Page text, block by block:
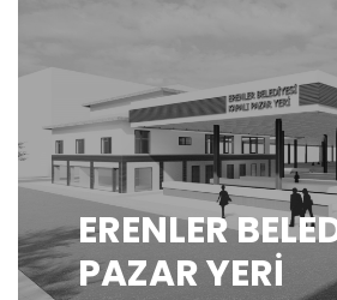
ERENLER
PAZAR YERİ